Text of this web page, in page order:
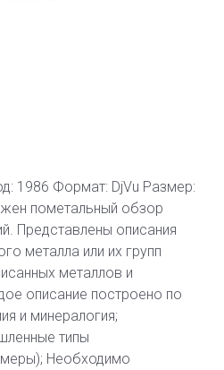
1986 Формат: DjVu Размер:
пометальный обзор
Представлены описания
металла или их групп
металлов и
описание построено по
и минералогия;
типы
Необходимо